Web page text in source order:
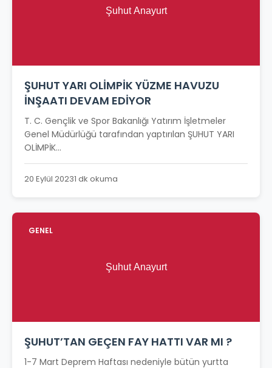
ŞUHUT YARI OLİMPİK YÜZME HAVUZU
İNŞAATI DEVAM EDİYOR
T. C. Gençlik ve Spor Bakanlığı Yatırım İşletmeler
Genel Müdürlüğü tarafından yaptırılan ŞUHUT YARI
OLİMPİK...
20 Eylül 20231 dk okuma
GENEL
ŞUHUT’TAN GEÇEN FAY HATTI VAR MI ?
1-7 Mart Deprem Haftası nedeniyle bütün yurtta